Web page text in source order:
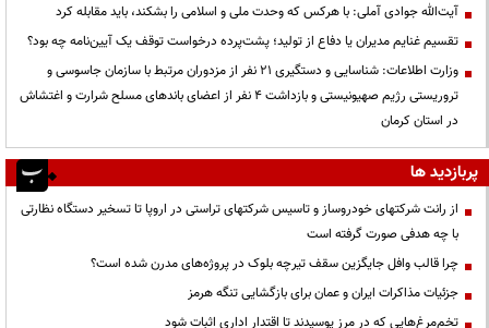
آیت‌الله جوادی آملی: با هرکس که وحدت ملی و اسلامی را بشکند، باید مقابله کرد
تقسیم غنایم مدیران یا دفاع از تولید؛ پشت‌پرده درخواست توقف یک آیین‌نامه چه بود؟
وزارت اطلاعات: شناسایی و دستگیری ۲۱ نفر از مزدوران مرتبط با سازمان جاسوسی و
تروریستی رژیم صهیونیستی و بازداشت ۴ نفر از اعضای باندهای مسلح شرارت و اغتشاش
در استان کرمان
پربازدید ها
از رانت‌ شرکتهای خودروساز و تاسیس شرکتهای تراستی در اروپا تا تسخیر دستگاه نظارتی
با چه هدفی صورت گرفته است
چرا قالب وافل جایگزین سقف تیرچه بلوک در پروژه‌های مدرن شده است؟
جزئیات مذاکرات ایران و عمان برای بازگشایی تنگه هرمز
تخم‌مرغ‌هایی که در مرز پوسیدند تا اقتدار اداری اثبات شود